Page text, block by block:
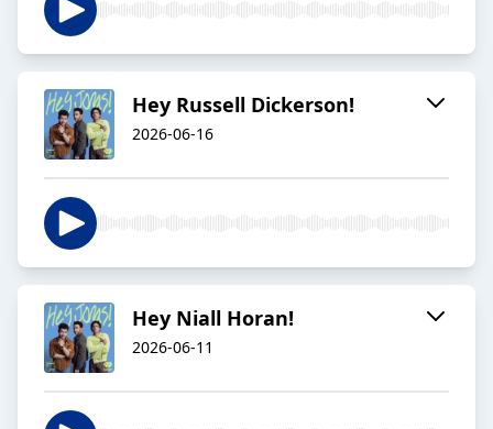
Hey Russell Dickerson!
2026-06-16
Hey Niall Horan!
2026-06-11